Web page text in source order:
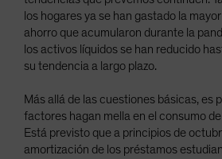
los hogares ya se han gastado la
ahorro que acumularon durante la
los activos líquidos se han reducido
su tendencia a largo plazo.
Más allá de las cuestiones básicas, es
factores hagan mella en el consumo
Está previsto que a principios de
amortización de los préstamos